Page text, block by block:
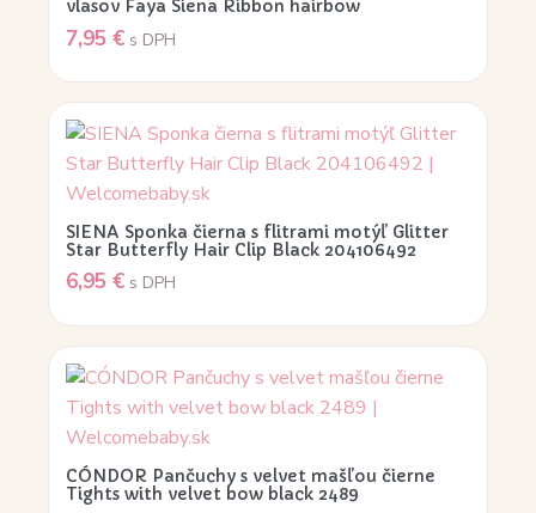
vlasov Faya Siena Ribbon hairbow
7,95 € s DPH
SIENA Sponka čierna s flitrami motýľ Glitter
Star Butterfly Hair Clip Black 204106492
6,95 € s DPH
CÓNDOR Pančuchy s velvet mašľou čierne
Tights with velvet bow black 2489